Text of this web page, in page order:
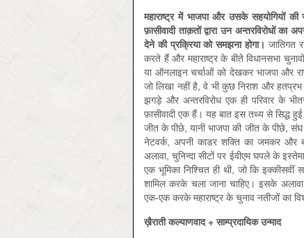
महाराष्ट्रमें भाजपाऔरउसकेसहयोगियोंकी
फ़ासीवादीताक़तोंद्वाराउन अन्तरविरोधोंका
देनेकीप्रक्रियाकोसमझनाहोगा। जातिगत
करते हैं और महाराष्ट्र के बीते विधानसभा
या ऑनलाइन चर्चाओं को देखकर भाजपा और
जो लिखा नहीं है, वे भी कुछ निराश और
झगड़े और अन्तरविरोध एक ही परिवार के
फ़ासीवादी एक हैं। यह बात इस तथ्य से सिद्ध हुई
जीत के पीछे, यानी भाजपा की जीत के पीछे,
नेटवर्क, अपनी काडर शक्ति का जमकर और
अलावा, चुनिन्दा सीटों पर ईवीएम घपले के
एक भूमिका निश्चित ही थी, जो कि
शामिल करके चला जाना चाहिए। इसके अलावा,
एक-एक करके महाराष्ट्र के चुनाव नतीजों का
ख़ैरातीकल्याणवाद +साम्प्रदायिकउन्माद